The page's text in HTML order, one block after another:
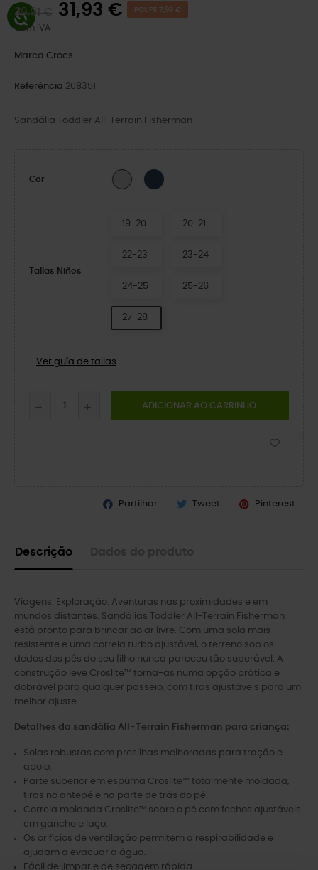
39,91 € 31,93 € POUPE 7,98 €
Com IVA
Marca Crocs
Referência 208351
Sandália Toddler All-Terrain Fisherman
Cor AtmosphereNavy/Pepper
Tallas Niños
19-20 20-21
22-23 23-24
24-25 25-26
27-28
Ver guía de tallas
ADICIONAR AO CARRINHO
Partilhar Tweet Pinterest
Descrição
Viagens. Exploração. Aventuras nas proximidades e em
mundos distantes. Sandálias Toddler All-Terrain Fisherman
está pronto para brincar ao ar livre. Com uma sola mais
resistente e uma correia turbo ajustável, o terreno sob os
dedos dos pés do seu filho nunca pareceu tão superável. A
construção leve Croslite™ torna-as numa opção prática e
dobrável para qualquer passeio, com tiras ajustáveis para um
melhor ajuste.
Detalhes da sandália All-Terrain Fisherman para criança:
Solas robustas com presilhas melhoradas para tração e
apoio.
Parte superior em espuma Croslite™ totalmente moldada,
tiras no antepé e na parte de trás do pé.
Correia moldada Croslite™ sobre o pé com fechos ajustáveis
em gancho e laço.
Os orifícios de ventilação permitem a respirabilidade e
ajudam a evacuar a água.
Fácil de limpar e de secagem rápida.